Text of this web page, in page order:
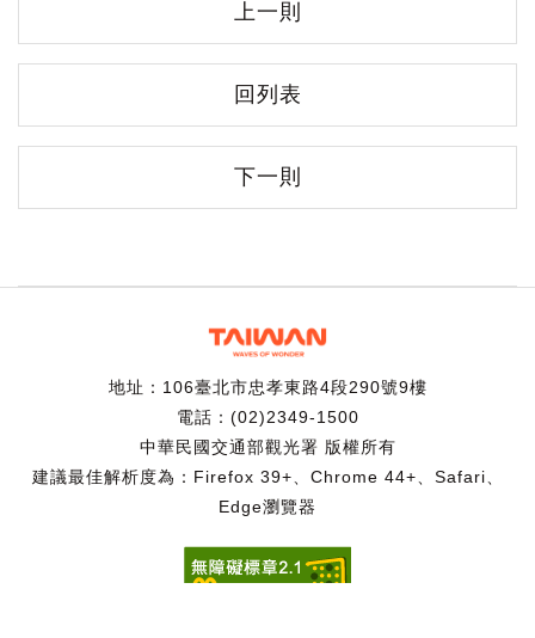
上一則
回列表
下一則
地址：106臺北市忠孝東路4段290號9樓
電話：(02)2349-1500
中華民國交通部觀光署 版權所有
建議最佳解析度為：Firefox 39+、Chrome 44+、Safari、
Edge瀏覽器